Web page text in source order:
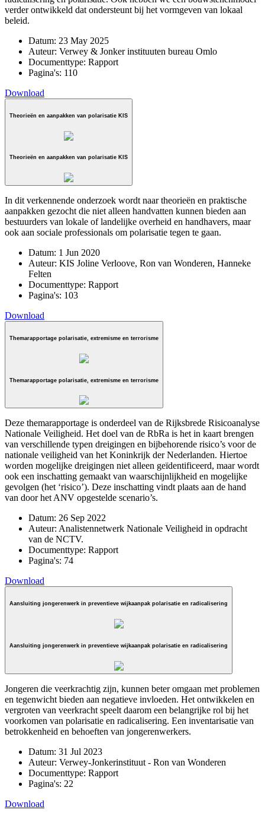
verder ontwikkeld dat ondersteunt bij het vormgeven van lokaal
beleid.
Datum: 23 May 2025
Auteur: Verwey & Jonker instituuten bureau Omlo
Documenttype: Rapport
Pagina's: 110
Download
Theorieën en aanpakken van polarisatie KIS
Theorieën en aanpakken van polarisatie KIS
In dit verkennende onderzoek wordt naar theorieën en praktische
aanpakken gezocht die niet alleen handvatten kunnen bieden aan
bestuurders van lokale of landelijke overheid en handhavers, maar
ook aan sociale professionals om polarisatie tegen te gaan.
Datum: 1 Jun 2020
Auteur: KIS Joline Verloove, Ron van Wonderen, Hanneke
Felten
Documenttype: Rapport
Pagina's: 103
Download
Themarapportage polarisatie, extremisme en terrorisme
Themarapportage polarisatie, extremisme en terrorisme
Deze themarapportage is onderdeel van de Rijksbrede Risicoanalyse
Nationale Veiligheid. Het doel van de RbRa is het in kaart brengen
van verschillende typen dreigingen en bijbehorende risico’s voor de
nationale veiligheid van het Koninkrijk der Nederlanden. Hiertoe
worden mogelijke dreigingen niet alleen geïdentificeerd, maar wordt
ook een inschatting gemaakt van waarschijnlijkheid en mogelijke
gevolgen (het ‘risico’). Deze inschatting vindt plaats aan de hand
van door het ANV opgestelde scenario’s.
Datum: 26 Sep 2022
Auteur: Analistennetwerk Nationale Veiligheid in opdracht
van de NCTV.
Documenttype: Rapport
Pagina's: 74
Download
Aansluiting jongerenwerk in preventieve wijkaanpak polarisatie en radicalisering
Aansluiting jongerenwerk in preventieve wijkaanpak polarisatie en radicalisering
Jongeren die veerkrachtig zijn, kunnen beter omgaan met problemen
en tegenwicht bieden aan negatieve invloeden. Het ontwikkelen en
vergroten van veerkracht speelt daarom een belangrijke rol bij het
voorkomen van polarisatie en radicalisering. Een inventarisatie van
betrokkenheid en behoeften van jongerenwerkers.
Datum: 31 Jul 2023
Auteur: Verwey-Jonkerinstituut - Ron van Wonderen
Documenttype: Rapport
Pagina's: 22
Download